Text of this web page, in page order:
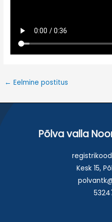
← Eelmine postitus
Põlva valla
Kesk 15,